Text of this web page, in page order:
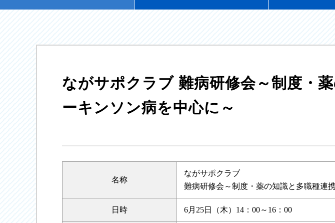
ながサポクラブ 難病研修会～制度・
ーキンソン病を中心に～
名称
ながサポクラブ
難病研修会～制度・薬の知識と多職種連
日時 6月25日（木）14：00～16：00